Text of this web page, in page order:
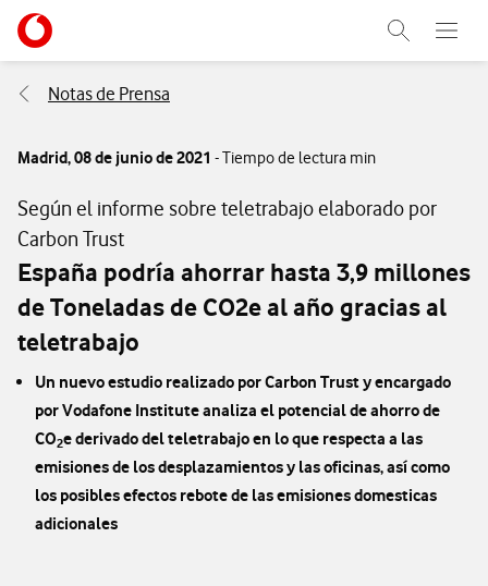
Ir a la pagina principal de vodafone.es
Abrir
Menu
Abre
Notas de Prensa
Madrid,08 de junio de 2021 - Tiempo de lectura min
Según el informe sobre teletrabajo elaborado por
Carbon Trust
España podría ahorrar hasta 3,9 millones
de Toneladas de CO2e al año gracias al
teletrabajo
Un nuevo estudio realizado por Carbon Trust y encargado
por Vodafone Institute analiza el potencial de ahorro de
CO2e derivado del teletrabajo en lo que respecta a las
emisiones de los desplazamientos y las oficinas, así como
los posibles efectos rebote de las emisiones domesticas
adicionales